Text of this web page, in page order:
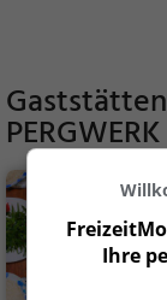
PERGWERK
Ihre